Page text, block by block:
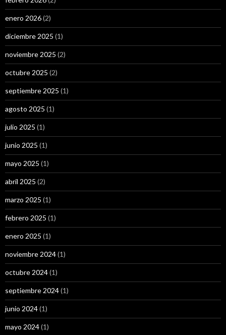
enero 2026(2)
diciembre 2025 (1)
noviembre 2025 (2)
octubre 2025 (2)
septiembre 2025 (1)
agosto 2025 (1)
julio 2025 (1)
junio 2025 (1)
mayo 2025 (1)
abril 2025 (2)
marzo 2025 (1)
febrero 2025 (1)
enero 2025 (1)
noviembre 2024(1)
octubre 2024(1)
septiembre 2024(1)
junio 2024(1)
mayo 2024(1)